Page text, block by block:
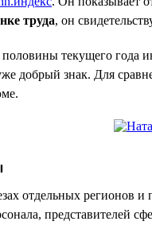
труда, он
текущего года
добрый знак. Для
отдельных регионов
представителей